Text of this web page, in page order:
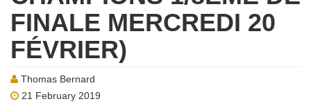
FINALE MERCREDI 20
FÉVRIER)
Thomas Bernard
21 February 2019